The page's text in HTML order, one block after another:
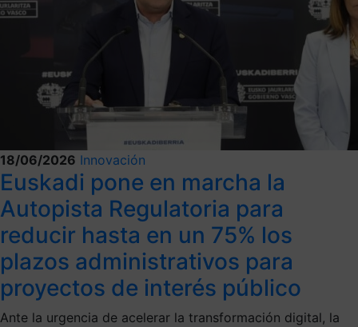
18/06/2026 Innovación
Euskadi pone en marcha la
Autopista Regulatoria para
reducir hasta en un 75% los
plazos administrativos para
proyectos de interés público
Ante la urgencia de acelerar la transformación digital, la